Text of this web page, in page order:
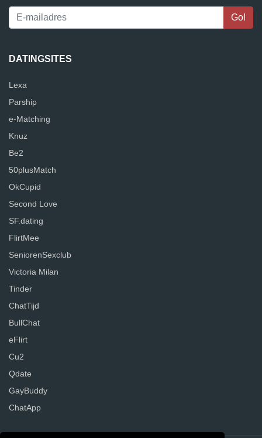
DATINGSITES
Lexa
Parship
e-Matching
Knuz
Be2
50plusMatch
OkCupid
Second Love
SF.dating
FlirtMee
SeniorenSexclub
Victoria Milan
Tinder
ChatTijd
BullChat
eFlirt
Cu2
Qdate
GayBuddy
ChatApp